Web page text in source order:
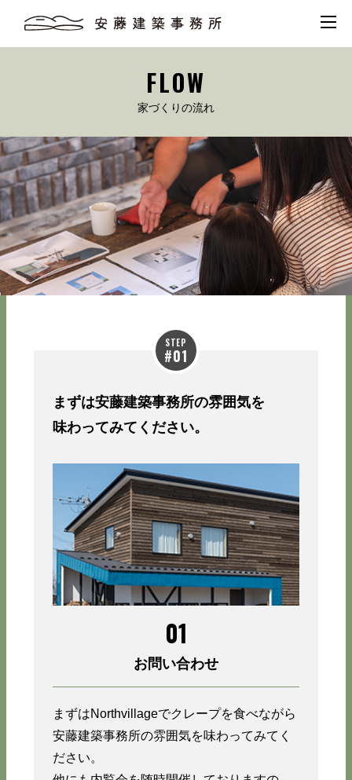
FLOW
家づくりの流れ
まずは安藤建築事務所の雰囲気を
味わってみてください。
01
お問い合わせ
まずはNorthvillageでクレープを食べながら
安藤建築事務所の雰囲気を味わってみてく
ださい。